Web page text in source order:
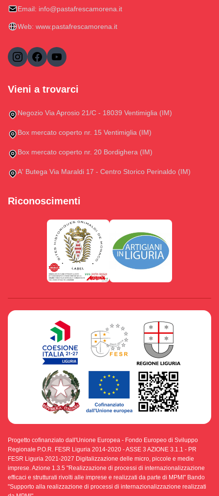
Email: info@pastafrescamorena.it
Web: www.pastafrescamorena.it
Vieni a trovarci
Negozio Via Aprosio 21/C - 18039 Ventimiglia (IM)
Box mercato coperto nr. 15 Ventimiglia (IM)
Box mercato coperto nr. 20 Bordighera (IM)
A' Butega Via Maraldi 17 - Centro Storico Perinaldo (IM)
Riconoscimenti
Progetto cofinanziato dall'Unione Europea - Fondo Europeo di Sviluppo
Regionale P.O.R. FESR Liguria 2014-2020 - ASSE 3 AZIONE 3.1.1 - PR
FESR Liguria 2021-2027 Digitalizzazione delle micro, piccole e medie
imprese. Azione 1.3.5 "Realizzazione di processi di internazionalizzazione
efficaci e strutturati rivolti alle imprese e realizzati da parte di MPMI" Bando
"Supporto alla realizzazione di processi di internazionalizzazione realizzati